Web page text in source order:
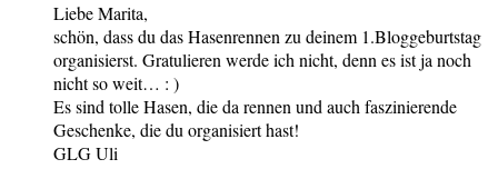
Liebe Marita,
schön, dass du das Hasenrennen zu deinem 1.Bloggeburtstag
organisierst. Gratulieren werde ich nicht, denn es ist ja noch
nicht so weit… : )
Es sind tolle Hasen, die da rennen und auch faszinierende
Geschenke, die du organisiert hast!
GLG Uli